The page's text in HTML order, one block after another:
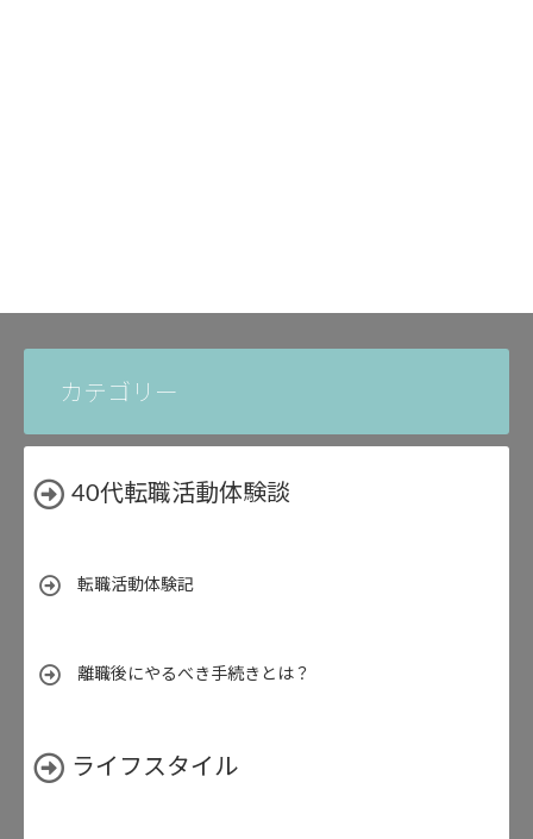
カテゴリー
40代転職活動体験談
転職活動体験記
離職後にやるべき手続きとは？
ライフスタイル